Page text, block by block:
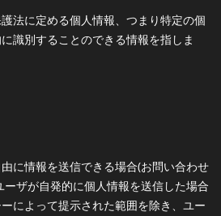
法に定める個人情報、つまり特定の個
識別することのできる情報を指しま
に情報を送信できる場合(お問い合わせ
ザが自発的に個人情報を送信した場合
によって提示された範囲を除き、ユー